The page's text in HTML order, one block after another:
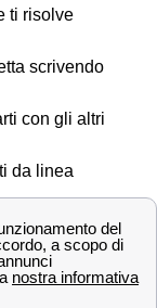
ti risolve
scrivendo
con gli altri
da linea
da rete
Per chiamare
+39 339